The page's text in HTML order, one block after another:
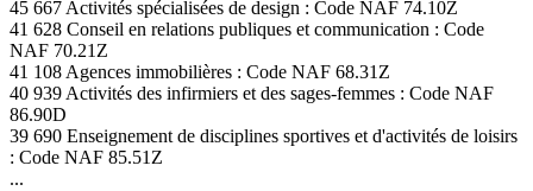
45 667 Activités spécialisées de design : Code NAF 74.10Z
41 628 Conseil en relations publiques et communication : Code
NAF 70.21Z
41 108 Agences immobilières : Code NAF 68.31Z
40 939 Activités des infirmiers et des sages-femmes : Code NAF
86.90D
39 690 Enseignement de disciplines sportives et d'activités de loisirs
: Code NAF 85.51Z
...